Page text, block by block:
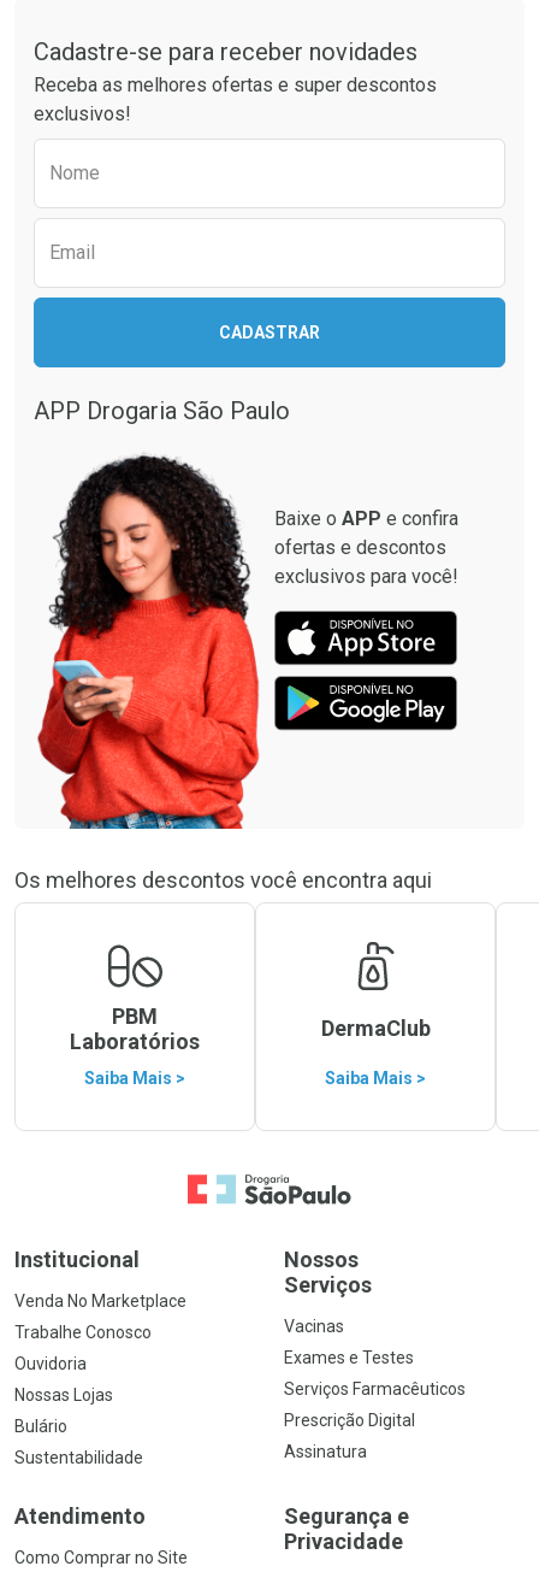
Ver Desconto Convênio
Cadastre-se para receber novidades
Receba as melhores ofertas e super descontos
exclusivos!
Nome
Email
CADASTRAR
APP Drogaria São Paulo
Baixe o APP e confira
ofertas e descontos
exclusivos para você!
Os melhores descontos você encontra aqui
PBM
Laboratórios
Saiba Mais >
DermaClub
Saiba Mais >
Ir para a Home
Institucional
Venda No Marketplace
Trabalhe Conosco
Ouvidoria
Nossas Lojas
Bulário
Sustentabilidade
Nossos
Serviços
Vacinas
Exames e Testes
Serviços Farmacêuticos
Prescrição Digital
Assinatura
Atendimento
Como Comprar no Site
Segurança e
Privacidade